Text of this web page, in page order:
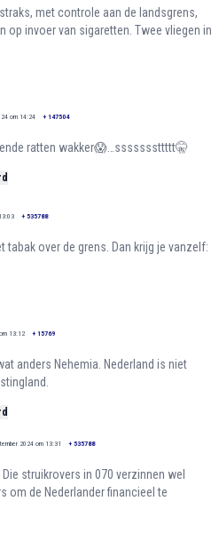
met controle aan de landsgrens,
op invoer van sigaretten. Twee vliegen in
om 14:24 + 147504
ratten wakker😱…sssssssttttt🤫
+ 535788
tabak over de grens. Dan krijg je vanzelf:
13:12 + 15769
anders Nehemia. Nederland is niet
2024 om 13:31 + 535788
struikrovers in 070 verzinnen wel
om de Nederlander financieel te